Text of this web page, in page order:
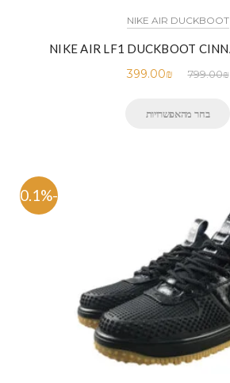
NIKE AIR DUCKBOOT
799.00₪
399.00₪
בחר מהאפשרויות
-50.1%